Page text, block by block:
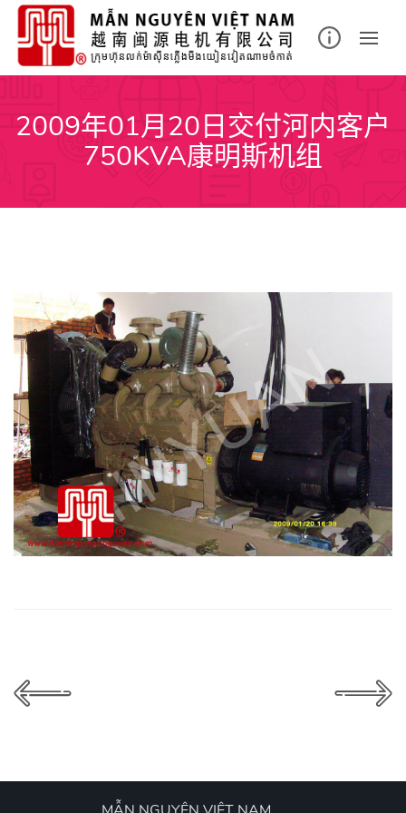
Skip
content
2009年01月20日交付河内客户
750KVA康明斯机组